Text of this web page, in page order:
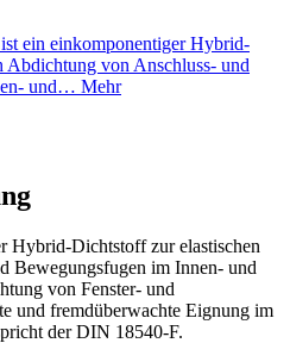
ein einkomponentiger Hybrid-
Abdichtung von Anschluss- und
und… Mehr
Hybrid-Dichtstoff zur elastischen
Bewegungsfugen im Innen- und
von Fenster- und
und fremdüberwachte Eignung im
der DIN 18540-F.